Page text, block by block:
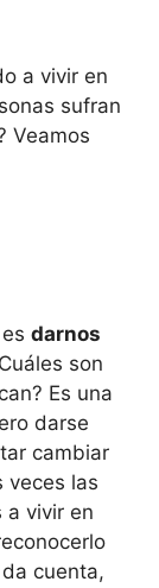
a vivir en
sufran
Veamos
darnos
son
Es una
darse
cambiar
veces las
a vivir en
cuenta,